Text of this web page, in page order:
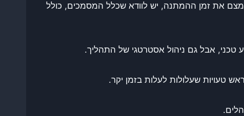
את זמן ההמתנה, יש לוודא שכלל המסמכים, כולל
טכני, אבל גם ניהול אסטרטגי של התהליך.
טעויות שעלולות לעלות בזמן יקר.